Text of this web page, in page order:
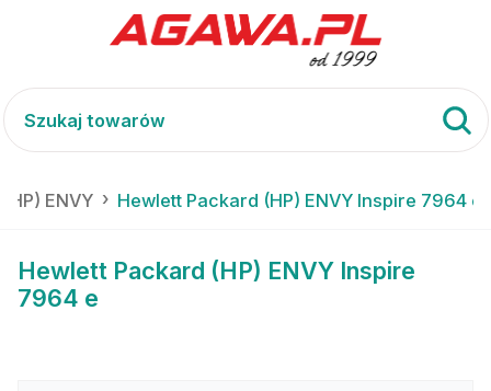
ENVY Hewlett Packard (HP) ENVY Inspire 7964 e
Hewlett Packard (HP) ENVY Inspire
7964 e